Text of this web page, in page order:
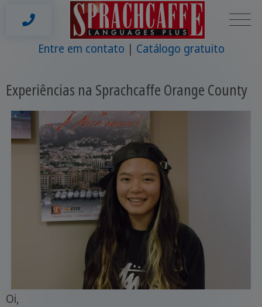
Entre em contato Catálogo gratuito
Experiências na Sprachcaffe Orange County
Oi,